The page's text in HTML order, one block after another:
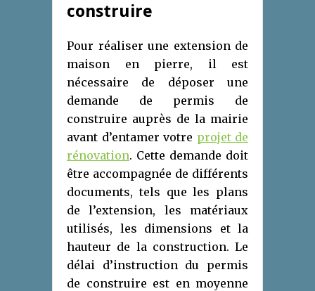
construire
Pour réaliser une extension de
maison en pierre, il est
nécessaire de déposer une
demande de permis de
construire auprès de la mairie
avant d’entamer votre projet de
rénovation. Cette demande doit
être accompagnée de différents
documents, tels que les plans
de l’extension, les matériaux
utilisés, les dimensions et la
hauteur de la construction. Le
délai d’instruction du permis
de construire est en moyenne